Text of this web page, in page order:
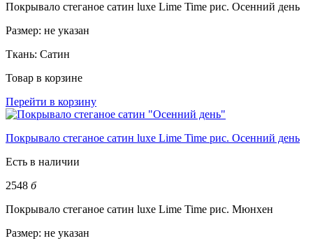
Покрывало стеганое сатин luxe Lime Time рис. Осенний день
Размер: не указан
Ткань: Сатин
Товар в корзине
Перейти в корзину
Покрывало стеганое сатин luxe Lime Time рис. Осенний день
Есть в наличии
2548 б
Покрывало стеганое сатин luxe Lime Time рис. Мюнхен
Размер: не указан